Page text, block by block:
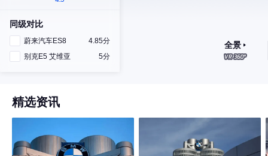
同级对比
蔚来汽车ES8
4.85分
别克E5 艾维亚
5分
全景
精选资讯